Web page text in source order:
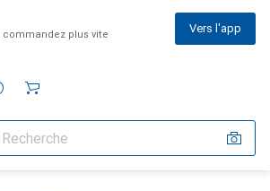
commandez plus vite Vers l'app